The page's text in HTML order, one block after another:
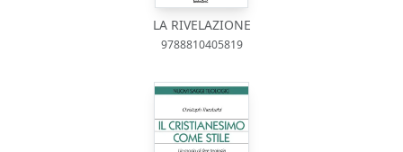
LA RIVELAZIONE
9788810405819